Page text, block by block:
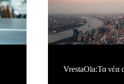
VrestaOla:Τα νέα